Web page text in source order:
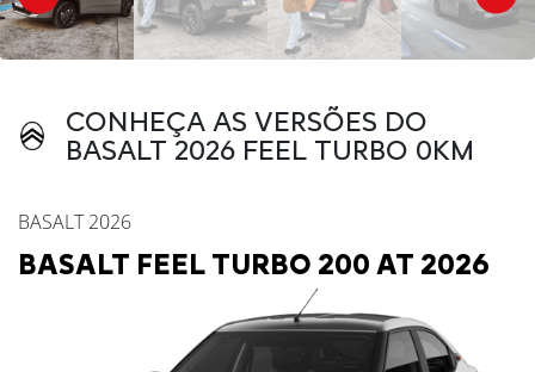
CONHEÇA AS VERSÕES DO
BASALT 2026 FEEL TURBO 0KM
BASALT 2026
BASALT FEEL TURBO 200 AT 2026